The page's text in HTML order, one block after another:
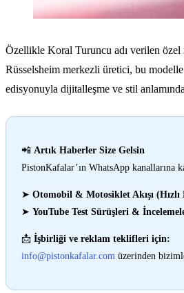
Özellikle Koral Turuncu adı verilen
Rüsselsheim merkezli üretici, bu modelle
edisyonuyla dijitalleşme ve stil
📲 Artık Haberler Size Gelsin
PistonKafalar’ın WhatsApp kanallarına
➤ Otomobil & Motosiklet Akışı
➤ YouTube Test Sürüşleri &
📩 İşbirliği ve reklam teklifleri için:
info@pistonkafalar.com üzerinden